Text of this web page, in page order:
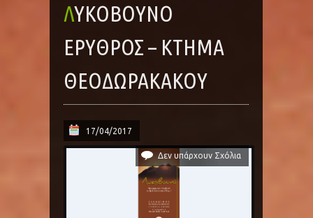
ΛΥΚΟΒΟΥΝΌ
ΕΡΥΘΡΌΣ – ΚΤΉΜΑ
ΘΕΟΔΩΡΑΚΆΚΟΥ
17/04/2017
Δεν υπάρχουν Σχόλια